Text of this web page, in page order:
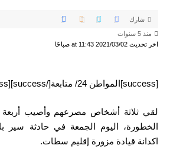
اخر تحديث 2021/03/02 at 11:43 صباحًا
منذ 5 سنوات
شارك
[success]المواطن 24/ متابعة[/success][success][/success]
لقي ثلاثة أشخاص مصرعهم وأصيب أربعة
الخطورة، اليوم الجمعة في حادثة سير
اكدانة قيادة مزورة إقليم سطات.